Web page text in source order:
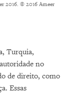
2016. © 2016 Ameer
Turquia,
no
de direito, como
Essas